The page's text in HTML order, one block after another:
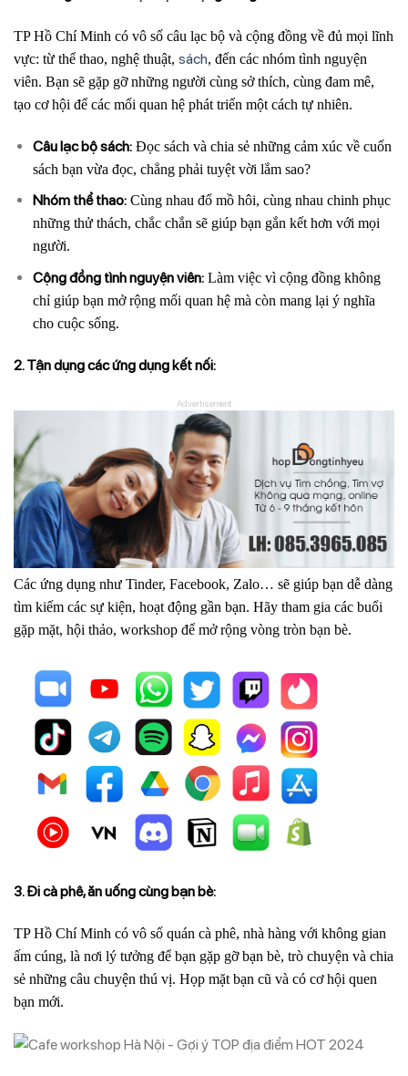
TP Hồ Chí Minh có vô số câu lạc bộ và cộng đồng về đủ mọi lĩnh
vực: từ thể thao, nghệ thuật, sách, đến các nhóm tình nguyện
viên. Bạn sẽ gặp gỡ những người cùng sở thích, cùng đam mê,
tạo cơ hội để các mối quan hệ phát triển một cách tự nhiên.
Câu lạc bộ sách:Đọc sách và chia sẻ những cảm xúc về cuốn
sách bạn vừa đọc, chẳng phải tuyệt vời lắm sao?
Nhóm thể thao:Cùng nhau đổ mồ hôi, cùng nhau chinh phục
những thử thách, chắc chắn sẽ giúp bạn gắn kết hơn với mọi
người.
Cộng đồng tình nguyện viên:Làm việc vì cộng đồng không
chỉ giúp bạn mở rộng mối quan hệ mà còn mang lại ý nghĩa
cho cuộc sống.
2. Tận dụng các ứng dụng kết nối:
Advertisement
Các ứng dụng như Tinder, Facebook, Zalo… sẽ giúp bạn dễ dàng
tìm kiếm các sự kiện, hoạt động gần bạn. Hãy tham gia các buổi
gặp mặt, hội thảo, workshop để mở rộng vòng tròn bạn bè.
3. Đi cà phê, ăn uống cùng bạn bè:
TP Hồ Chí Minh có vô số quán cà phê, nhà hàng với không gian
ấm cúng, là nơi lý tưởng để bạn gặp gỡ bạn bè, trò chuyện và chia
sẻ những câu chuyện thú vị. Họp mặt bạn cũ và có cơ hội quen
bạn mới.